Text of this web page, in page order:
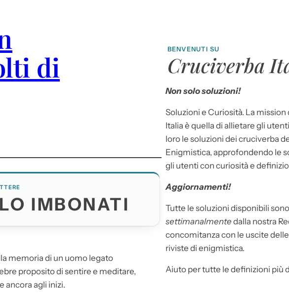
di
IMBONATI
memoria di un uomo legato
proposito di sentire e meditare,
ancora agli inizi.
BENVENUTI SU
Cruciverba
Non solo soluzioni!
Soluzioni e Curiosità. La
Italia è quella di allietare gli
loro le soluzioni dei cruciverba
Enigmistica, approfondendo le
gli utenti con curiosità e
Aggiornamenti!
Tutte le soluzioni disponibili sono
settimanalmente dalla nostra
concomitanza con le uscite
riviste di enigmistica.
Aiuto per tutte le definizioni più